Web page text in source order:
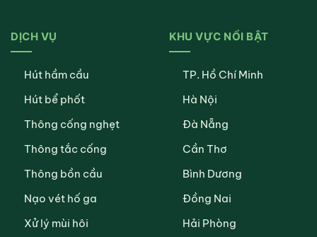
DỊCH VỤ
Hút hầm cầu
Hút bể phốt
Thông cống nghẹt
Thông tắc cống
Thông bồn cầu
Nạo vét hố ga
Xử lý mùi hôi
KHU VỰC NỔI BẬT
TP. Hồ Chí Minh
Hà Nội
Đà Nẵng
Cần Thơ
Bình Dương
Đồng Nai
Hải Phòng